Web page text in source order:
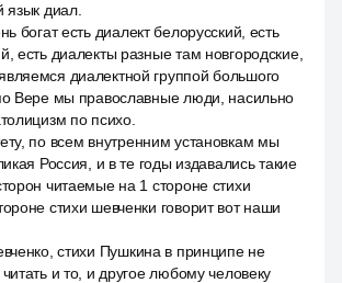
язык диал.
богат есть диалект белорусский, есть
есть диалекты разные там новгородские,
диалектной группой большого
Вере мы православные люди, насильно
по психо.
по всем внутренним установкам мы
Россия, и в те годы издавались такие
читаемые на 1 стороне стихи
стихи шевченки говорит вот наши
стихи Пушкина в принципе не
и то, и другое любому человеку